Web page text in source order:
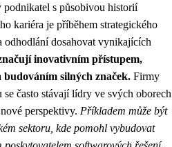
s působivou historií
kariéra je příběhem strategického
odhodlání dosahovat vynikajících
inovativním přístupem,
silných značek. Firmy
často stávají lídry ve svých oborech
perspektivy. Příkladem může být
sektoru, kde pomohl vybudovat